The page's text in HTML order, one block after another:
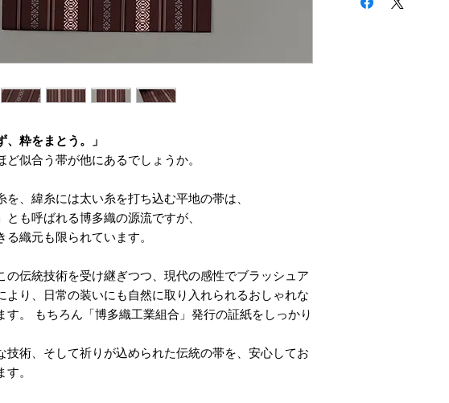
、粋をまとう。」
ど似合う帯が他にあるでしょうか。
を、緯糸には太い糸を打ち込む平地の帯は、
とも呼ばれる博多織の源流ですが、
る織元も限られています。
の伝統技術を受け継ぎつつ、現代の感性でブラッシュア
より、日常の装いにも自然に取り入れられるおしゃれな
す。 もちろん「博多織工業組合」発行の証紙をしっかり
技術、そして祈りが込められた伝統の帯を、安心してお
。